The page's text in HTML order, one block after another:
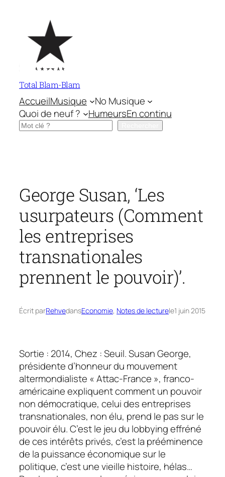
contenu
Total Blam-Blam
AccueilMusique
No Musique
Quoi de neuf ?
HumeursEn continu
Rechercher
George Susan, ‘Les
usurpateurs (Comment
les entreprises
transnationales
prennent le pouvoir)’.
Écrit parRehvedansEconomie, Notes de lecturele1 juin 2015
Sortie : 2014, Chez : Seuil. Susan George,
présidente d’honneur du mouvement
altermondialiste « Attac-France », franco-
américaine expliquent comment un pouvoir
non démocratique, celui des entreprises
transnationales, non élu, prend le pas sur le
pouvoir élu. C’est le jeu du lobbying effréné
de ces intérêts privés, c’est la prééminence
de la puissance économique sur le
politique, c’est une vieille histoire, hélas…